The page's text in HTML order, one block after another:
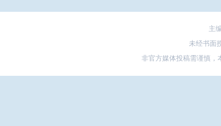
主
未经书面
非官方媒体投稿需谨慎，